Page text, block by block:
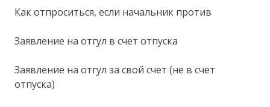
Как отпроситься, если начальник против
Заявление на отгул в счет отпуска
Заявление на отгул за свой счет (не в счет
отпуска)